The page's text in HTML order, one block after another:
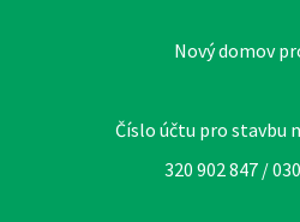
Nový domov
Číslo účtu pro stavbu
320 902 847 /